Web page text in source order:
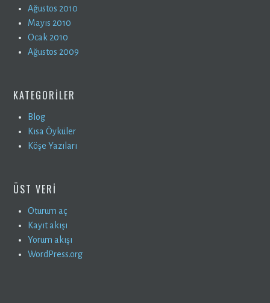
Ağustos 2010
Mayıs 2010
Ocak 2010
Ağustos 2009
KATEGORILER
Blog
Kısa Öyküler
Köşe Yazıları
ÜST VERI
Oturum aç
Kayıt akışı
Yorum akışı
WordPress.org